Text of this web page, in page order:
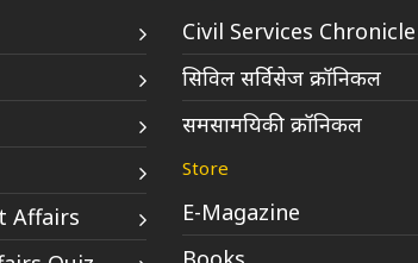
Affairs
Civil Services Chronicle
सिविल सर्विसेज क्रॉनिकल
समसामयिकी क्रॉनिकल
Store
E-Magazine